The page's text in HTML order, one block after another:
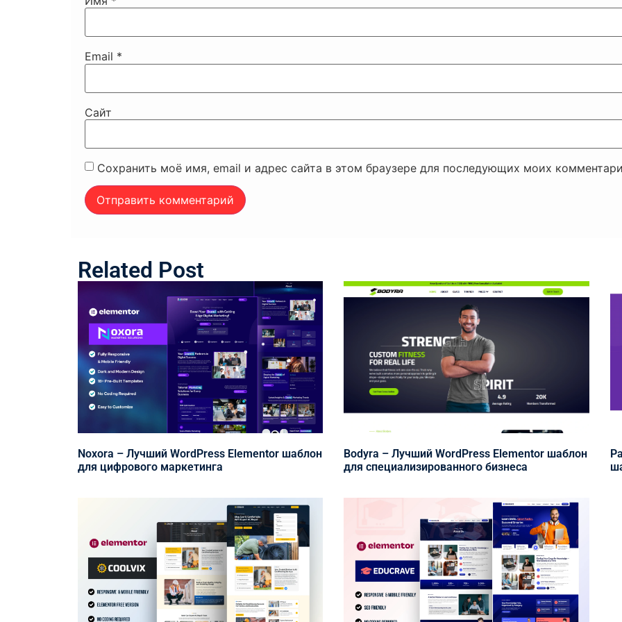
Email *
Сайт
Сохранить моё имя, email и адрес сайта в этом браузере для последующих моих
Related Post
Noxora – Лучший WordPress Elementor шаблон
для цифрового маркетинга
Bodyra – Лучший WordPress Elementor шаблон
для специализированного бизнеса